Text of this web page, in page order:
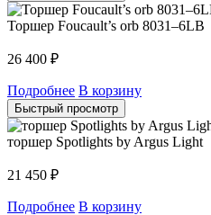
Торшер Foucault’s orb 8031–6LB
26 400 ₽
Подробнее В корзину
Быстрый просмотр
торшер Spotlights by Argus Light
21 450 ₽
Подробнее В корзину